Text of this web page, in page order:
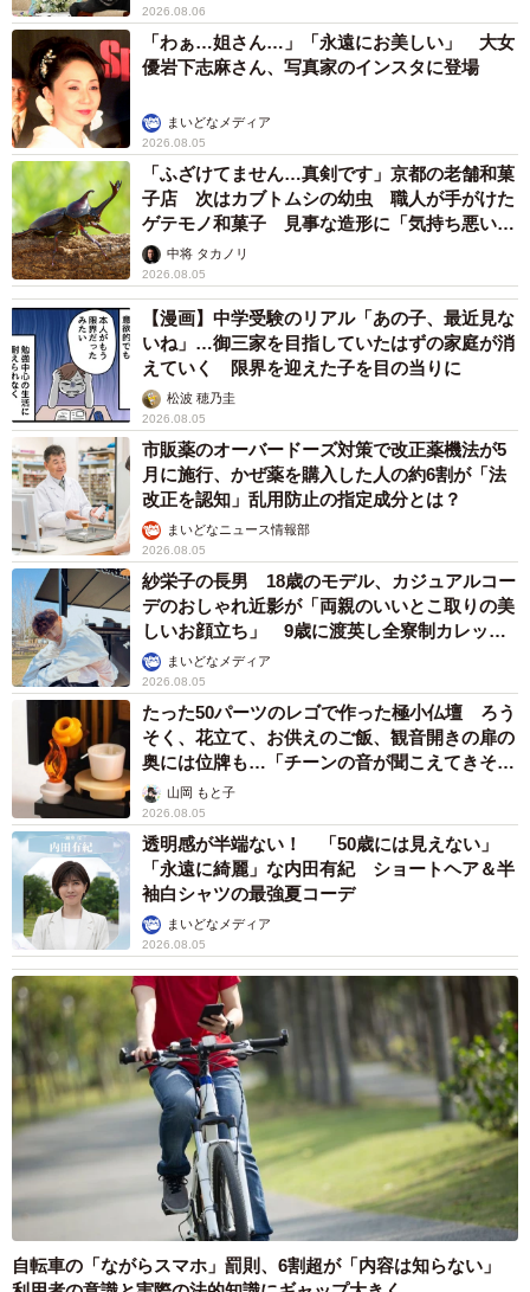
2026.08.06
「わぁ…姐さん…」「永遠にお美しい」 大女
優岩下志麻さん、写真家のインスタに登場
まいどなメディア
2026.08.05
「ふざけてません…真剣です」京都の老舗和菓
子店 次はカブトムシの幼虫 職人が手がけた
ゲテモノ和菓子 見事な造形に「気持ち悪いく
らいリアル」
中将 タカノリ
2026.08.05
【漫画】中学受験のリアル「あの子、最近見な
いね」…御三家を目指していたはずの家庭が消
えていく 限界を迎えた子を目の当りに
松波 穂乃圭
2026.08.05
市販薬のオーバードーズ対策で改正薬機法が5
月に施行、かぜ薬を購入した人の約6割が「法
改正を認知」乱用防止の指定成分とは？
まいどなニュース情報部
2026.08.05
紗栄子の長男 18歳のモデル、カジュアルコー
デのおしゃれ近影が「両親のいいとこ取りの美
しいお顔立ち」 9歳に渡英し全寮制カレッジ
で学ぶまいどなメディア
2026.08.05
たった50パーツのレゴで作った極小仏壇 ろう
そく、花立て、お供えのご飯、観音開きの扉の
奥には位牌も…「チーンの音が聞こえてきそ
う」山岡 もと子
2026.08.05
透明感が半端ない！ 「50歳には見えない」
「永遠に綺麗」な内田有紀 ショートヘア＆半
袖白シャツの最強夏コーデ
まいどなメディア
2026.08.05
自転車の「ながらスマホ」罰則、6割超が「内容は知らない」